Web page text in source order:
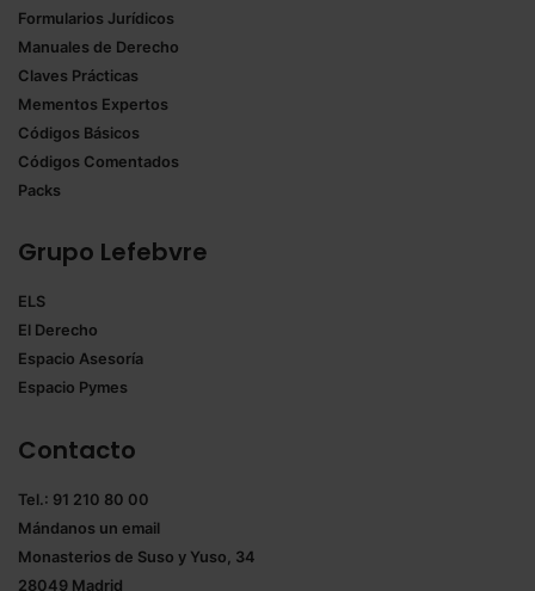
Formularios Jurídicos
Manuales de Derecho
Claves Prácticas
Mementos Expertos
Códigos Básicos
Códigos Comentados
Packs
Grupo Lefebvre
ELS
El Derecho
Espacio Asesoría
Espacio Pymes
Contacto
Tel.: 91 210 80 00
Mándanos un email
Monasterios de Suso y Yuso, 34
28049 Madrid